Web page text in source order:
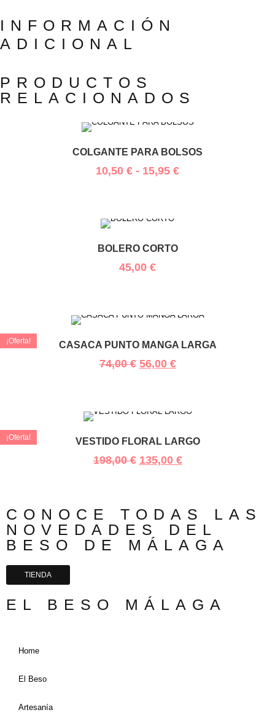
INFORMACIÓN
ADICIONAL
PRODUCTOS
RELACIONADOS
COLGANTE PARA BOLSOS
10,50 € - 15,95 €
BOLERO CORTO
45,00 €
CASACA PUNTO MANGA LARGA
¡Oferta!
74,00€ 56,00 €
VESTIDO FLORAL LARGO
¡Oferta!
198,00€ 135,00 €
CONOCE TODAS LAS
NOVEDADES DEL
BESO DE MÁLAGA
TIENDA
EL BESO MÁLAGA
Home
El Beso
Artesanía